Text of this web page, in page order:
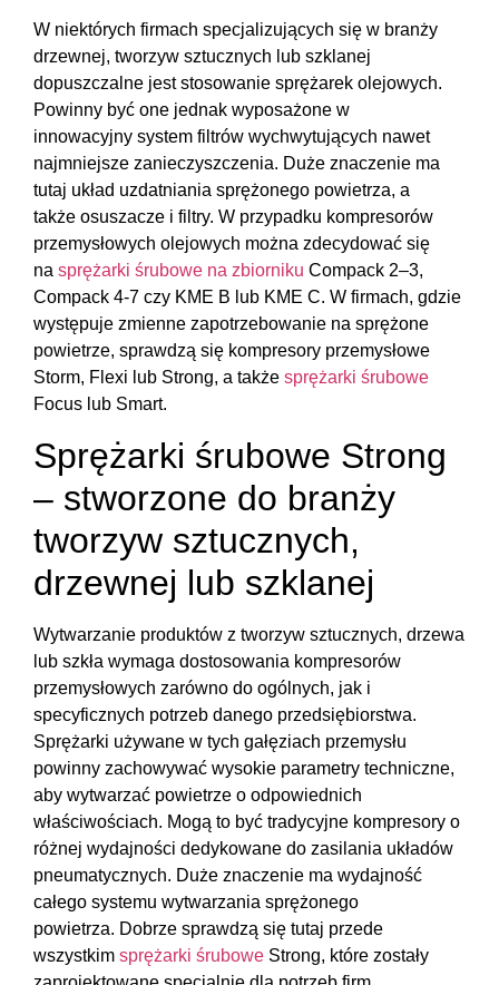
W niektórych firmach specjalizujących się w branży
drzewnej, tworzyw sztucznych lub szklanej
dopuszczalne jest stosowanie sprężarek olejowych.
Powinny być one jednak wyposażone w
innowacyjny system filtrów wychwytujących nawet
najmniejsze zanieczyszczenia. Duże znaczenie ma
tutaj układ uzdatniania sprężonego powietrza, a
także osuszacze i filtry. W przypadku kompresorów
przemysłowych olejowych można zdecydować się
na sprężarki śrubowe na zbiorniku Compack 2–3,
Compack 4-7 czy KME B lub KME C. W firmach, gdzie
występuje zmienne zapotrzebowanie na sprężone
powietrze, sprawdzą się kompresory przemysłowe
Storm, Flexi lub Strong, a także sprężarki śrubowe
Focus lub Smart.
Sprężarki śrubowe Strong
– stworzone do branży
tworzyw sztucznych,
drzewnej lub szklanej
Wytwarzanie produktów z tworzyw sztucznych, drzewa
lub szkła wymaga dostosowania kompresorów
przemysłowych zarówno do ogólnych, jak i
specyficznych potrzeb danego przedsiębiorstwa.
Sprężarki używane w tych gałęziach przemysłu
powinny zachowywać wysokie parametry techniczne,
aby wytwarzać powietrze o odpowiednich
właściwościach. Mogą to być tradycyjne kompresory o
różnej wydajności dedykowane do zasilania układów
pneumatycznych. Duże znaczenie ma wydajność
całego systemu wytwarzania sprężonego
powietrza. Dobrze sprawdzą się tutaj przede
wszystkim sprężarki śrubowe Strong, które zostały